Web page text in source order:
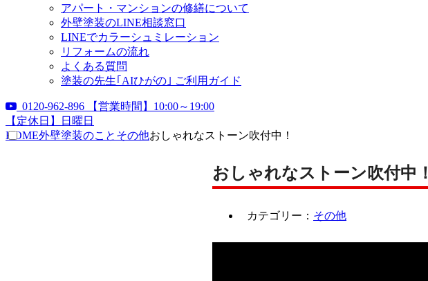
アパート・マンションの修繕について
外壁塗装のLINE相談窓口
LINEでカラーシュミレーション
リフォームの流れ
よくある質問
塗装の先生｢AIひがの｣ ご利用ガイド
0120-962-896
【営業時間】10:00～19:00
【定休日】日曜日
HOME外壁塗装のこと その他おしゃれなストーン吹付中！
おしゃれなストーン吹付中！
カテゴリー： その他